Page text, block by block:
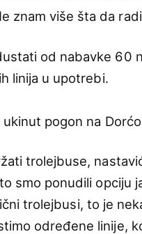
znam više šta da
od nabavke 60
linija u upotrebi.
pogon na
trolejbuse,
smo ponudili opciju
trolejbusi, to je
određene linije,